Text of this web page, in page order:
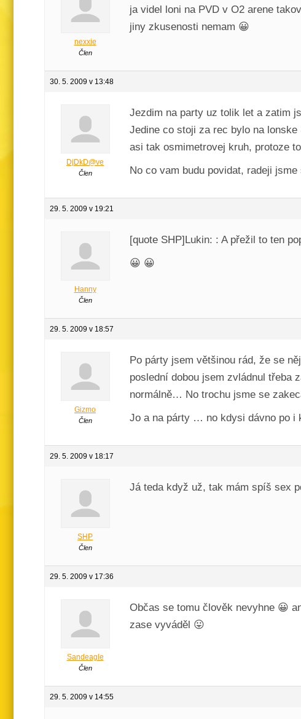
nexxie
Člen
ja videl loni na PVD v O2 arene
jiny zkusenosti nemam 😀
30. 5. 2009 v 13:48
DjDkD@ve
Člen
Jezdim na party uz tolik let a zatim
Jedine co stoji za rec bylo na
asi tak osmimetrovej kruh, protoze
No co vam budu povidat, radeji
29. 5. 2009 v 19:21
Hanny
Člen
[quote SHP]Lukin: : A přežil to ten
😀 😀
29. 5. 2009 v 18:57
Gizmo
Člen
Po párty jsem většinou rád, že se
poslední dobou jsem zvládnul
normálně… No trochu jsme se
Jo a na párty … no kdysi dávno po i
29. 5. 2009 v 18:17
SHP
Člen
Já teda když už, tak mám spíš sex
29. 5. 2009 v 17:36
Sandeagle
Člen
Občas se tomu člověk nevyhne 😀
zase vyváděl 😛
29. 5. 2009 v 14:55